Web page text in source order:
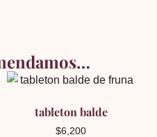
tableton balde
$6,200